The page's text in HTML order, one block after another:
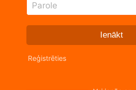
Parole
Ienākt
Reģistrēties